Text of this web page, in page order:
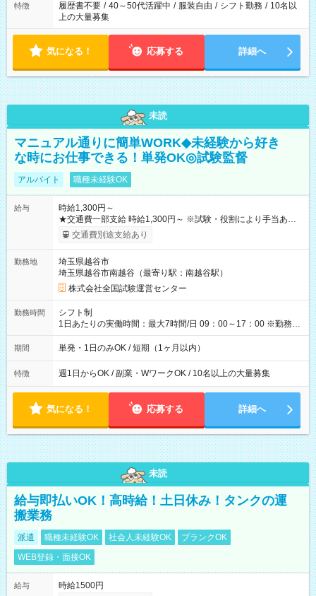
特徴 履歴書不要 / 40～50代活躍中 / 服装自由 / シフト勤務 / 10名以
上の大量募集
気になる！ 応募する 詳細へ
未読
マニュアル通りに簡単WORK◆未経験から好き
な時にお仕事できる！単発OK◎試験監督
アルバイト 職種未経験OK
給与
時給1,300円～
★交通費一部支給 時給1,300円～ ※試験・役割により手当あり
※勤務回数により昇給あり 【即給（前払い）オプションあ
り！】 希望される場合、勤務から1週間ほどで給与の一部を受け
例】 ・河合塾模擬試験 8:30～17:30（休憩1時間） 時給1,300円
×8時間＝日収10,400円＋交通費 ※当日の役割により時給＋100
円の場合あり ・国家試験 7:00～13:30（休憩なし） 時給1,300
円（役割手当＋100円）×6時間＝日収8,400円＋交通費 【試用期
間】試用期間なし
交通費別途支給あり
勤務地
埼玉県越谷市
埼玉県越谷市南越谷（最寄り駅：南越谷駅）
株式会社全国試験運営センター
勤務時間
シフト制
1日あたりの実働時間：最大7時間/日 09：00～17：00 ※勤務時
間は 試験により異なります。
期間 単発・1日のみOK / 短期（1ヶ月以内）
特徴 週1日からOK / 副業・WワークOK / 10名以上の大量募集
気になる！ 応募する 詳細へ
未読
給与即払いOK！高時給！土日休み！タンクの運
搬業務
派遣 職種未経験OK 社会人未経験OK
ブランクOK
WEB登録・面接OK
給与 時給1500円